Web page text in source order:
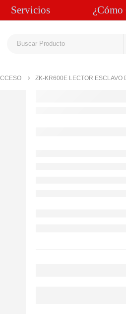
Servicios ¿Cómo
ZK-KR600E LECTOR ESCLAVO